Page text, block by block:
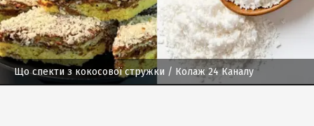
Що спекти з кокосової стружки / Колаж 24 Каналу